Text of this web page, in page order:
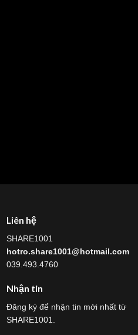
Liên hệ
SHARE1001
hotro.share1001@hotmail.com
039.493.4760
Nhận tin
Đăng ký để nhận tin mới nhất từ
SHARE1001.